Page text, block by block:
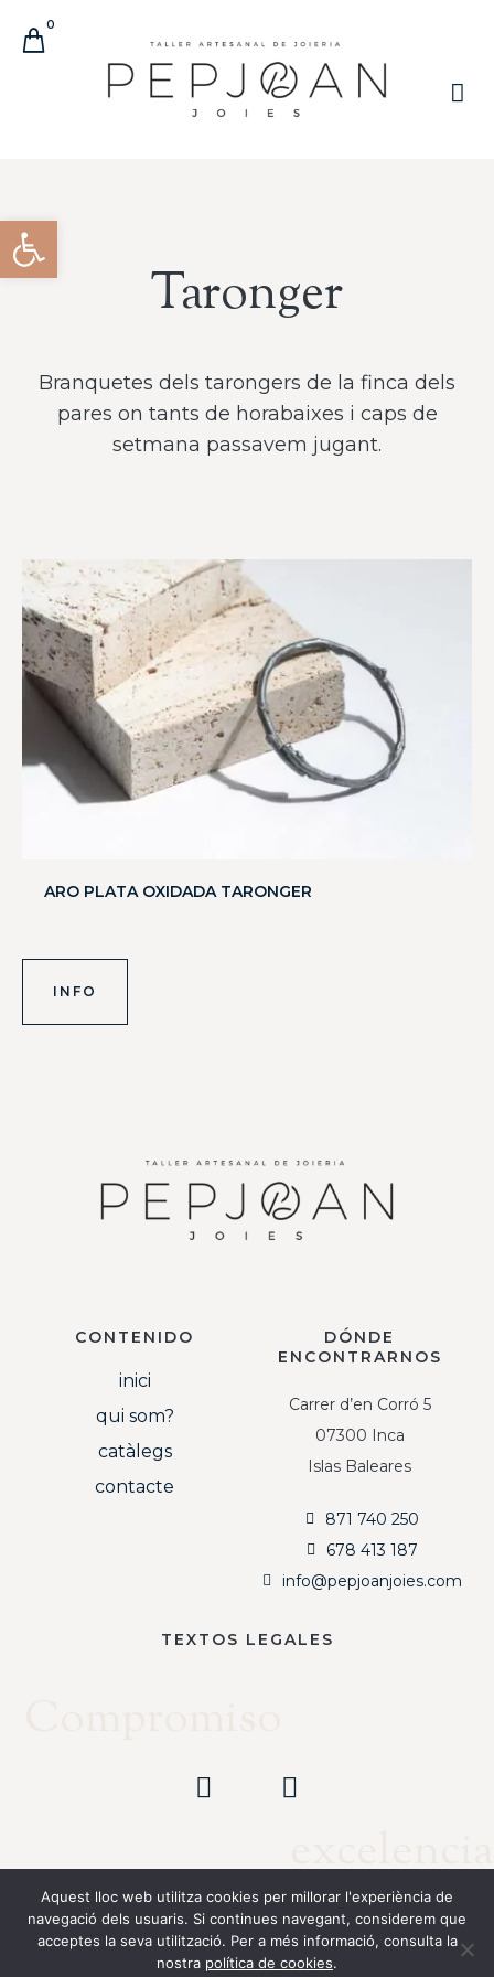
0
Taronger
Branquetes dels tarongers de la finca dels
pares on tants de horabaixes i caps de
setmana passavem jugant.
ARO PLATA OXIDADA TARONGER
INFO
CONTENIDO
inici
qui som?
catàlegs
contacte
DÓNDE
ENCONTRARNOS
Carrer d’en Corró 5
07300 Inca
Islas Baleares
871 740 250
678 413 187
info@pepjoanjoies.com
TEXTOS LEGALES
excelencia
Copyright © 2026 Pep Joan Joies. Todos los derechos reservados.
Obre la barra d'eines
Aquest lloc web utilitza cookies per millorar l'experiència de
navegació dels usuaris. Si continues navegant, considerem que
acceptes la seva utilització. Per a més informació, consulta la
nostra política de cookies.